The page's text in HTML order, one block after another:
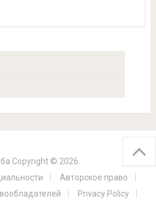
Copyright © 2026.
Авторское право
Privacy Policy